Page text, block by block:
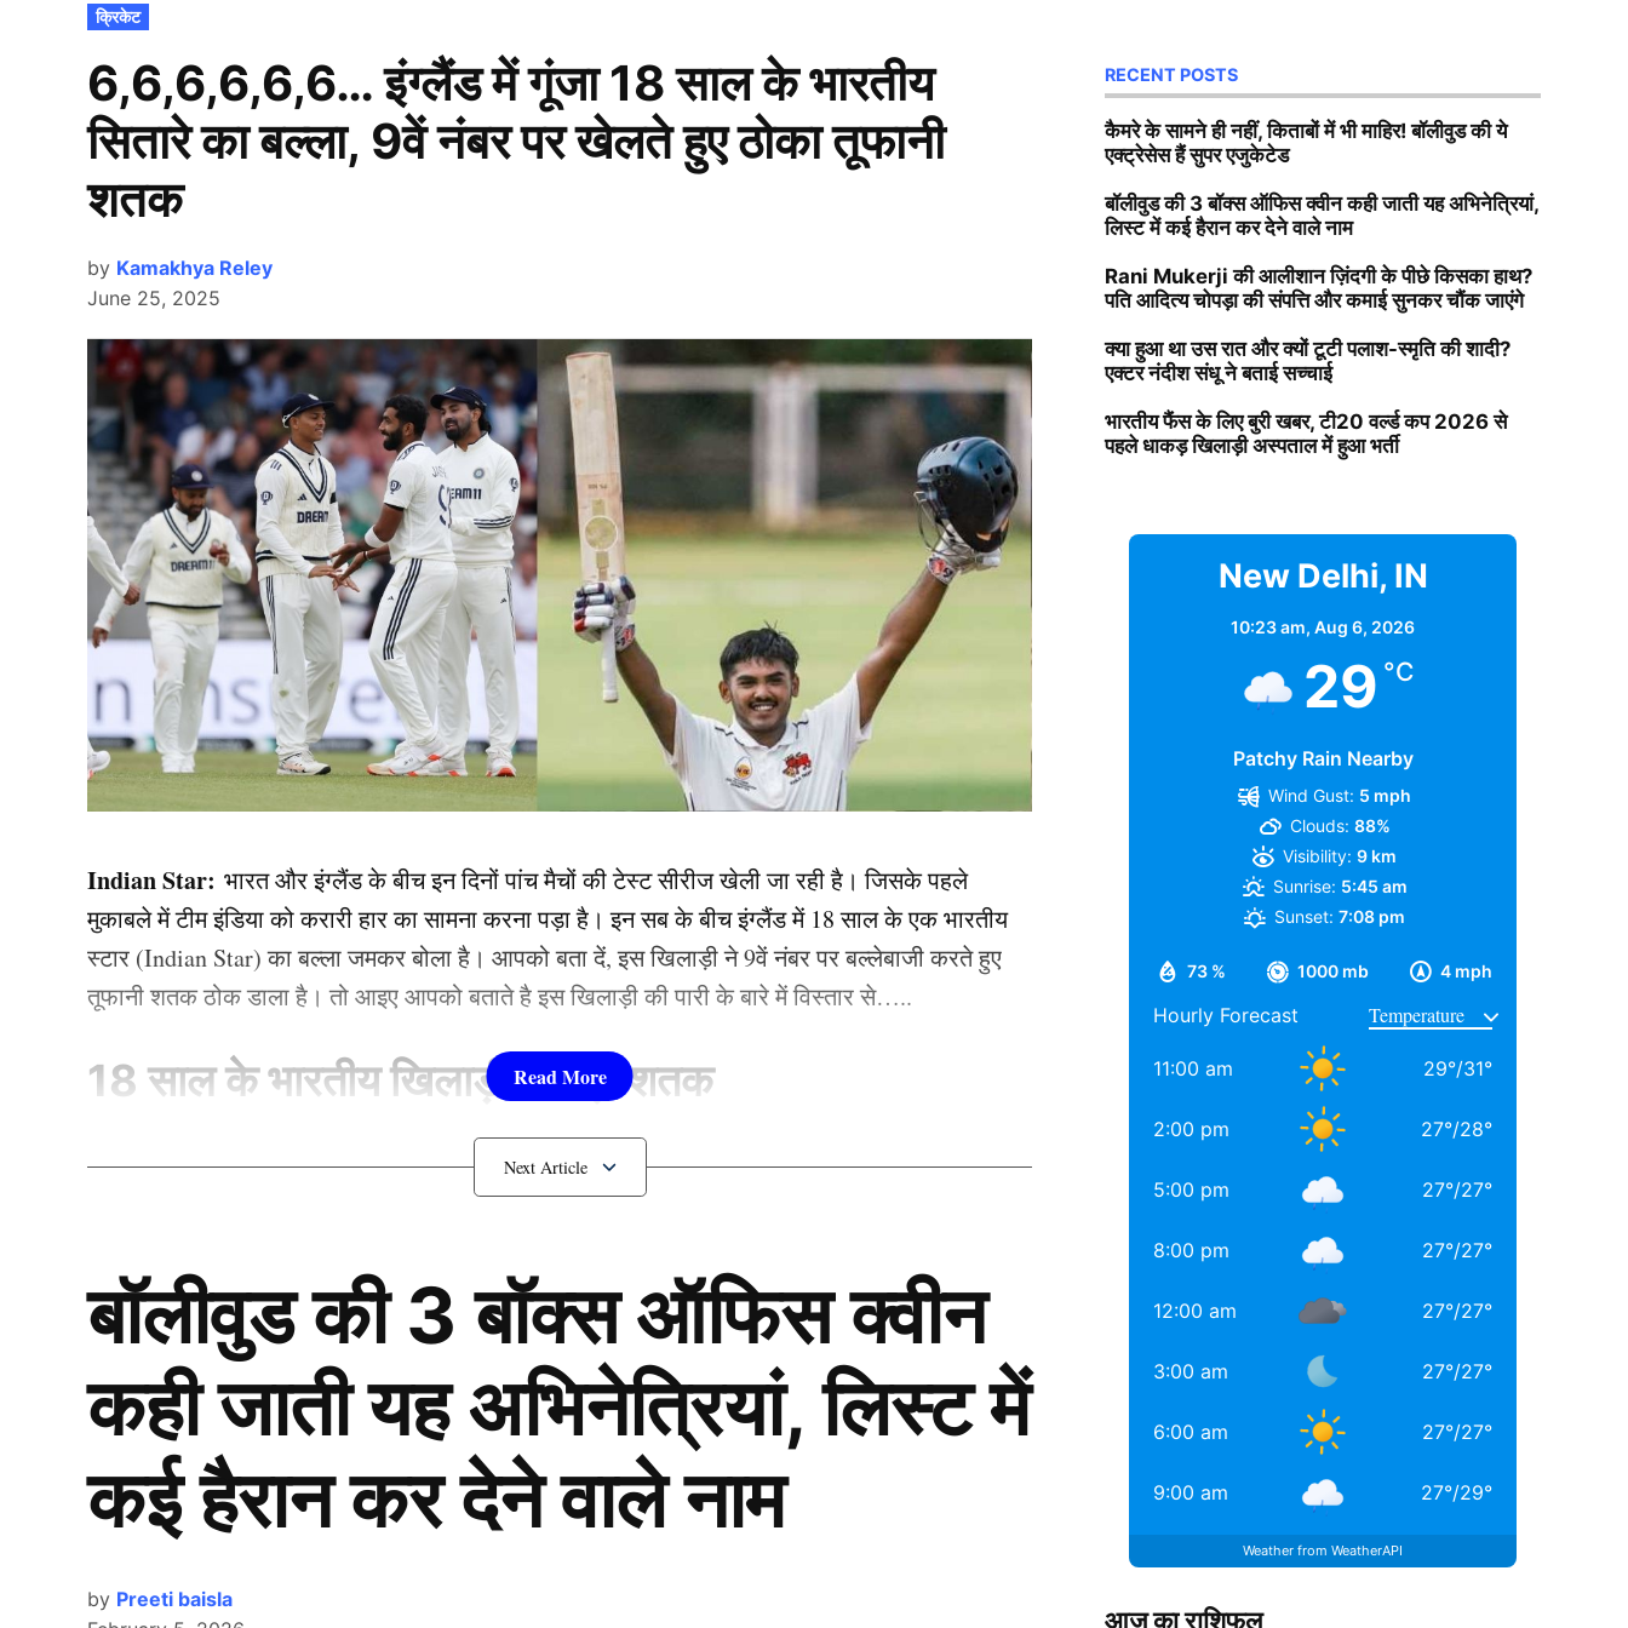
POSTED
IN
क्रिकेट
6,6,6,6,6,6… इंग्लैंड में गूंजा 18 साल के भारतीय
सितारे का बल्ला, 9वें नंबर पर खेलते हुए ठोका तूफानी
शतक
by Kamakhya Reley
June 25, 2025
Indian Star: भारत और इंग्लैंड के बीच इन दिनों पांच मैचों की टेस्ट सीरीज खेली जा रही है। जिसके पहले
मुकाबले में टीम इंडिया को करारी हार का सामना करना पड़ा है। इन सब के बीच इंग्लैंड में 18 साल के एक भारतीय
स्टार (Indian Star) का बल्ला जमकर बोला है। आपको बता दें, इस खिलाड़ी ने 9वें नंबर पर बल्लेबाजी करते हुए
तूफानी शतक ठोक डाला है। तो आइए आपको बताते है इस खिलाड़ी की पारी के बारे में विस्तार से…..
18 साल के भारतीय खिलाड़ी ने जड़ा शतक
बॉलीवुड की 3 बॉक्स ऑफिस क्वीन
कही जाती यह अभिनेत्रियां, लिस्ट में
कई हैरान कर देने वाले नाम
by Preeti baisla
RECENT POSTS
कैमरे के सामने ही नहीं, किताबों में भी माहिर! बॉलीवुड की ये
एक्ट्रेसेस हैं सुपर एजुकेटेड
बॉलीवुड की 3 बॉक्स ऑफिस क्वीन कही जाती यह अभिनेत्रियां,
लिस्ट में कई हैरान कर देने वाले नाम
Rani Mukerji की आलीशान ज़िंदगी के पीछे किसका हाथ?
पति आदित्य चोपड़ा की संपत्ति और कमाई सुनकर चौंक जाएंगे
क्या हुआ था उस रात और क्यों टूटी पलाश-स्मृति की शादी?
एक्टर नंदीश संधू ने बताई सच्चाई
भारतीय फैंस के लिए बुरी खबर, टी20 वर्ल्ड कप 2026 से
पहले धाकड़ खिलाड़ी अस्पताल में हुआ भर्ती
New Delhi, IN
10:23 am, Aug 6, 2026
29 °C
Patchy Rain Nearby
73 % 1000 mb 4 mph
Wind Gust: 5 mph
Clouds: 88%
Visibility: 9 km
Sunrise: 5:45 am
Sunset: 7:08 pm
Hourly Forecast
11:00 am 29°/31°
2:00 pm 27°/28°
5:00 pm 27°/27°
8:00 pm 27°/27°
12:00 am 27°/27°
3:00 am 27°/27°
6:00 am 27°/27°
9:00 am 27°/29°
Weather from WeatherAPI
आज का राशिफल